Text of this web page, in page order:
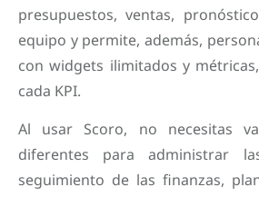
presupuestos, ventas,
equipo y permite, además,
con widgets ilimitados y
cada KPI.
Al usar Scoro, no necesitas
diferentes para administrar
seguimiento de las finanzas,